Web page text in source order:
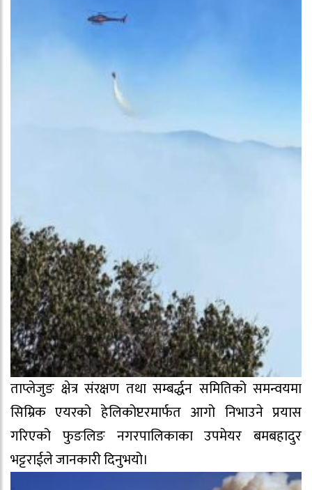
ताप्लेजुङ क्षेत्र संरक्षण तथा सम्बर्द्धन समितिको समन्वयमा
सिम्रिक एयरको हेलिकोप्टरमार्फत आगो निभाउने प्रयास
गरिएको फुङलिङ नगरपालिकाका उपमेयर बमबहादुर
भट्टराईले जानकारी दिनुभयो।